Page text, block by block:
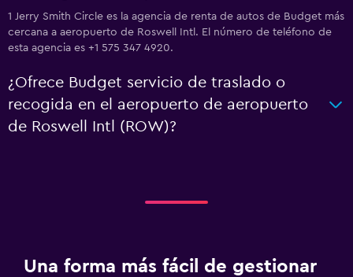
1 Jerry Smith Circle es la agencia de renta de autos de Budget más
cercana a aeropuerto de Roswell Intl. El número de teléfono de
esta agencia es +1 575 347 4920.
¿Ofrece Budget servicio de traslado o
recogida en el aeropuerto de aeropuerto
de Roswell Intl (ROW)?
Una forma más fácil de gestionar